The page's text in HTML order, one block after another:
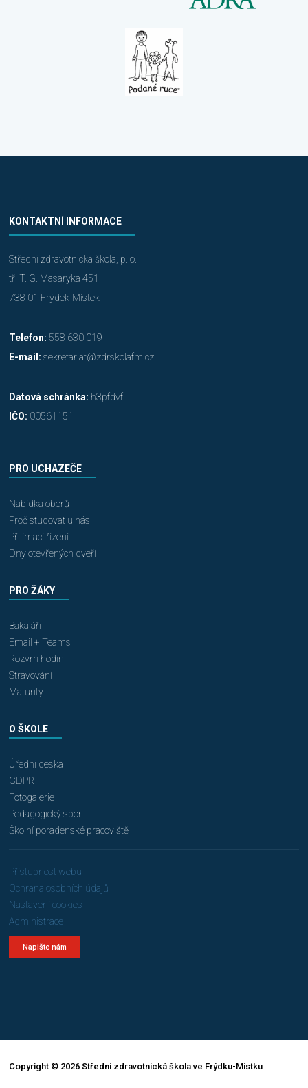
KONTAKTNÍ INFORMACE
Střední zdravotnická škola, p. o.
tř. T. G. Masaryka 451
738 01 Frýdek-Místek
Telefon: 558 630 019
E-mail: sekretariat@zdrskolafm.cz
Datová schránka: h3pfdvf
IČO: 00561151
PRO UCHAZEČE
Nabídka oborů
Proč studovat u nás
Přijímací řízení
Dny otevřených dveří
PRO ŽÁKY
Bakaláři
Email + Teams
Rozvrh hodin
Stravování
Maturity
O ŠKOLE
Úřední deska
GDPR
Fotogalerie
Pedagogický sbor
Školní poradenské pracoviště
Přístupnost webu
Ochrana osobních údajů
Nastavení cookies
Administrace
Napište nám
Copyright © 2026 Střední zdravotnická škola ve Frýdku-Místku